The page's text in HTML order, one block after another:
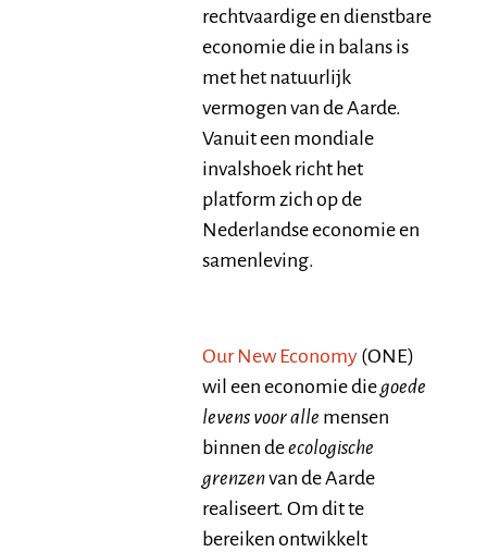
rechtvaardige en dienstbare
economie die in balans is
met het natuurlijk
vermogen van de Aarde.
Vanuit een mondiale
invalshoek richt het
platform zich op de
Nederlandse economie en
samenleving.
Our New Economy(ONE)
wil een economie die goede
levens voor alle mensen
binnen deecologische
grenzenvan de Aarde
realiseert. Om dit te
bereiken ontwikkelt